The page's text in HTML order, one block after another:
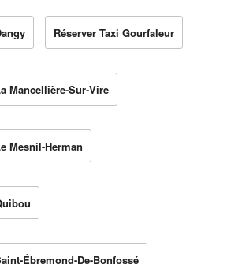
Réserver Taxi Gourfaleur
Mancellière-Sur-Vire
Mesnil-Herman
Ébremond-De-Bonfossé